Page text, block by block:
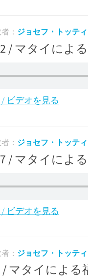
： ジョセフ・トッテ
/ マタイによ
/ ビデオを見る
： ジョセフ・トッテ
/ マタイによ
/ ビデオを見る
： ジョセフ・トッテ
/ マタイによる